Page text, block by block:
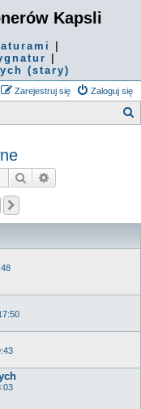
Kapsli
(stary)
Zaloguj się
Zarejestruj się
Szukaj